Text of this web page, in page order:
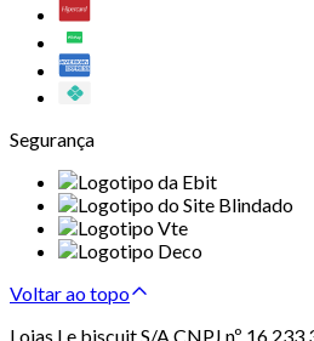
Segurança
Voltar ao topo
Lojas Le biscuit S/A CNPJ nº